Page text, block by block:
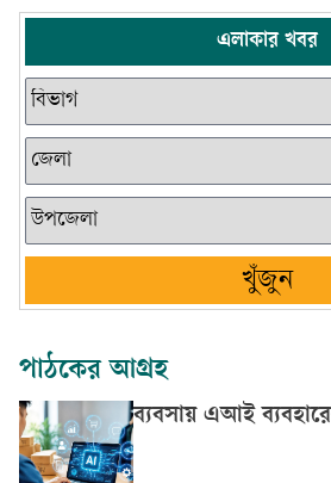
এলাকার খবর
খুঁজুন
পাঠকের আগ্রহ
ব্যবসায় এআই